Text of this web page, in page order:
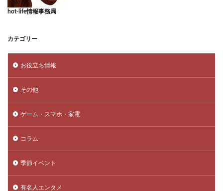
hot-life情報事務局
カテゴリー
お役立ち情報
その他
ゲーム・スマホ・家電
コラム
季節イベント
有名人エンタメ